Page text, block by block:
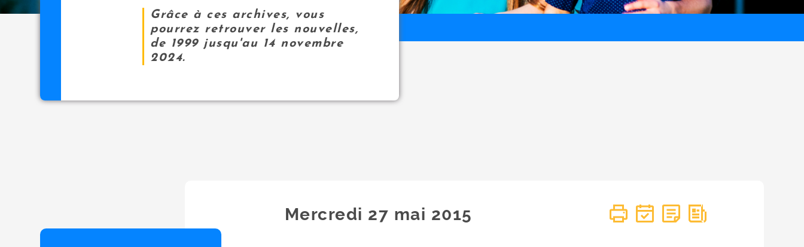
Grâce à ces archives, vous
pourrez retrouver les nouvelles,
de 1999 jusqu'au 14 novembre
2024.
Mercredi 27 mai 2015